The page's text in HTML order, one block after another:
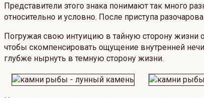
Представители этого знака понимают так много
относительно и условно. После приступа
Погружая свою интуицию в тайную сторону
чтобы скомпенсировать ощущение внутренней
глубже нырнуть в темную сторону жизни.